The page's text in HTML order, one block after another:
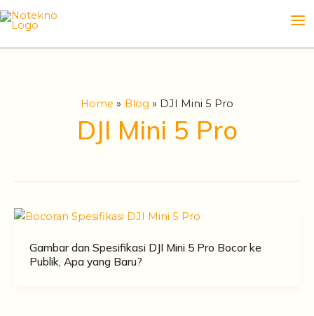
Skip
to
Home Blog DJI Mini 5 Pro
DJI Mini 5 Pro
Gambar dan Spesifikasi DJI Mini 5 Pro Bocor ke
Publik, Apa yang Baru?